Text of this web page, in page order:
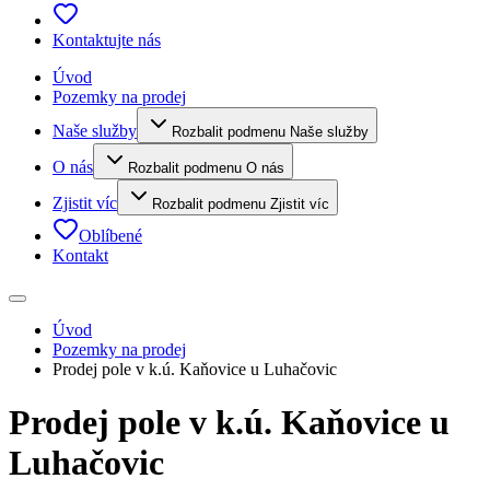
Kontaktujte nás
Úvod
Pozemky na prodej
Naše služby
Rozbalit podmenu Naše služby
O nás Rozbalit podmenu O nás
Zjistit víc Rozbalit podmenu Zjistit víc
Oblíbené
Kontakt
Úvod
Pozemky na prodej
Prodej pole v k.ú. Kaňovice u Luhačovic
Prodej pole v k.ú. Kaňovice u
Luhačovic